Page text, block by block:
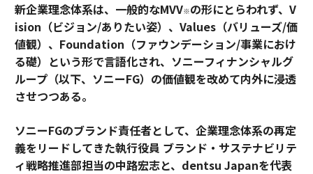
新企業理念体系は、一般的なMVV※の形にとらわれず、V
ision（ビジョン/ありたい姿）、Values（バリューズ/価
値観）、Foundation（ファウンデーション/事業におけ
る礎）という形で言語化され、ソニーフィナンシャルグ
ループ（以下、ソニーFG）の価値観を改めて内外に浸透
させつつある。
ソニーFGのブランド責任者として、企業理念体系の再定
義をリードしてきた執行役員 ブランド・サステナビリテ
ィ戦略推進部担当の中路宏志と、dentsu Japanを代表